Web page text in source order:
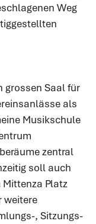
Weg
grossen Saal für
als
Musikschule
zentral
soll auch
Platz
weitere
, Sitzungs-